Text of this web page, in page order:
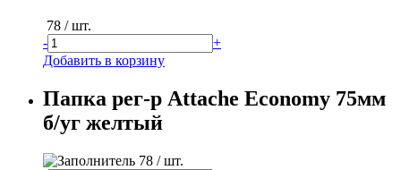
78 / шт.
-
+
Добавить в корзину
Папка рег-р Attache Economy 75мм
б/уг желтый
78 / шт.